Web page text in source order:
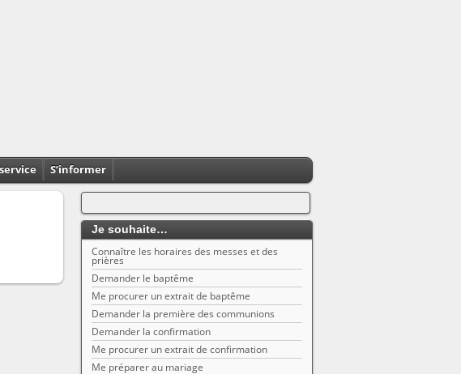
S’informer
Je souhaite…
Connaître les horaires des messes et des
prières
Demander le baptême
Me procurer un extrait de baptême
Demander la première des communions
Demander la confirmation
Me procurer un extrait de confirmation
Me préparer au mariage